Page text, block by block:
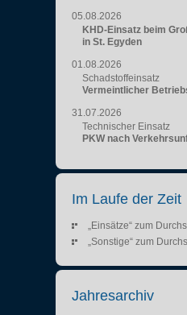
05.08.2026
KHD-Einsatz beim
in St. Egyden
01.08.2026
Schadstoffeinsatz
Vermeintlicher
31.07.2026
Technischer Einsatz
PKW nach
Im Laufe der Zeit
„Einsätze“ zum
„Sonstige“ zum
Jahresarchiv